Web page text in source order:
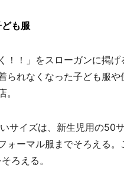
も服
！」をスローガンに掲
れなくなった子ども服や
サイズは、新生児用の50
ォーマル服までそろえる
ろえる。